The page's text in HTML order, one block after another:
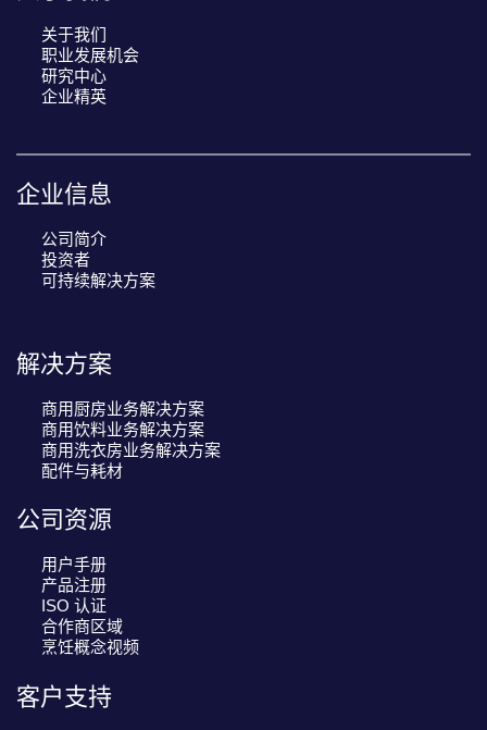
关于我们
职业发展机会
研究中心
企业精英
企业信息
公司简介
投资者
可持续解决方案
解决方案
商用厨房业务解决方案
商用饮料业务解决方案
商用洗衣房业务解决方案
配件与耗材
公司资源
用户手册
产品注册
ISO 认证
合作商区域
烹饪概念视频
客户支持